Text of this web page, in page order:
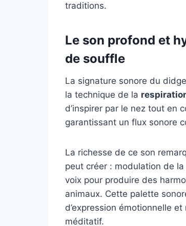
traditions.
Le son profond et
de souffle
La signature sonore du
la technique de la
d’inspirer par le nez tout en
garantissant un flux sonore
La richesse de ce son
peut créer : modulation de
voix pour produire des
animaux. Cette palette
d’expression émotionnelle
méditatif.